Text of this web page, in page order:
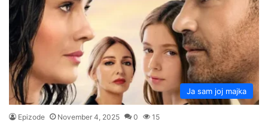
Ja sam joj majka
Epizode November 4, 2025 0 15